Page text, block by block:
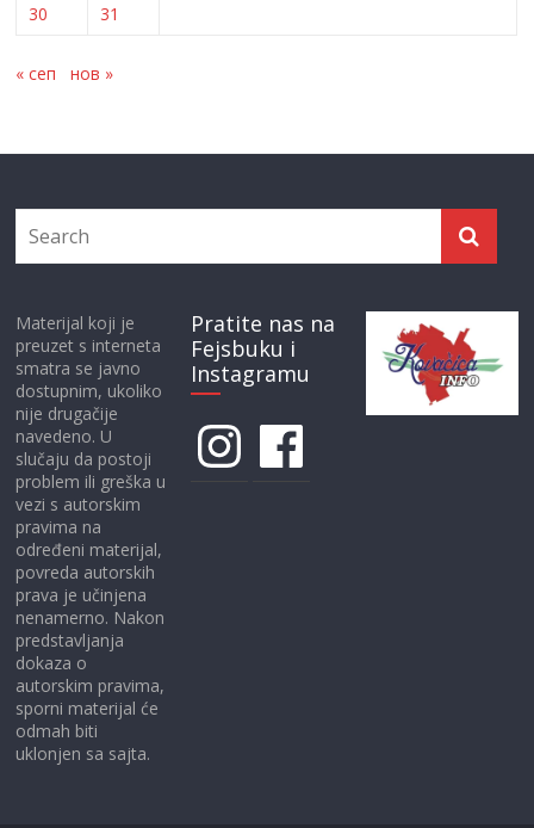
30
31
« сеп нов »
Materijal koji je
preuzet s interneta
smatra se javno
dostupnim, ukoliko
nije drugačije
navedeno. U
slučaju da postoji
problem ili greška u
vezi s autorskim
pravima na
određeni materijal,
povreda autorskih
prava je učinjena
nenamerno. Nakon
predstavljanja
dokaza o
autorskim pravima,
sporni materijal će
odmah biti
uklonjen sa sajta.
Pratite nas na
Fejsbuku i
Instagramu
InstagramFacebook